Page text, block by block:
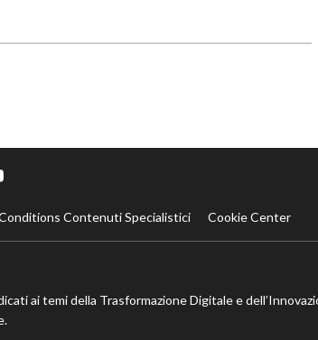
Contenuti Specialistici Cookie Center
ai temi della Trasformazione Digitale e